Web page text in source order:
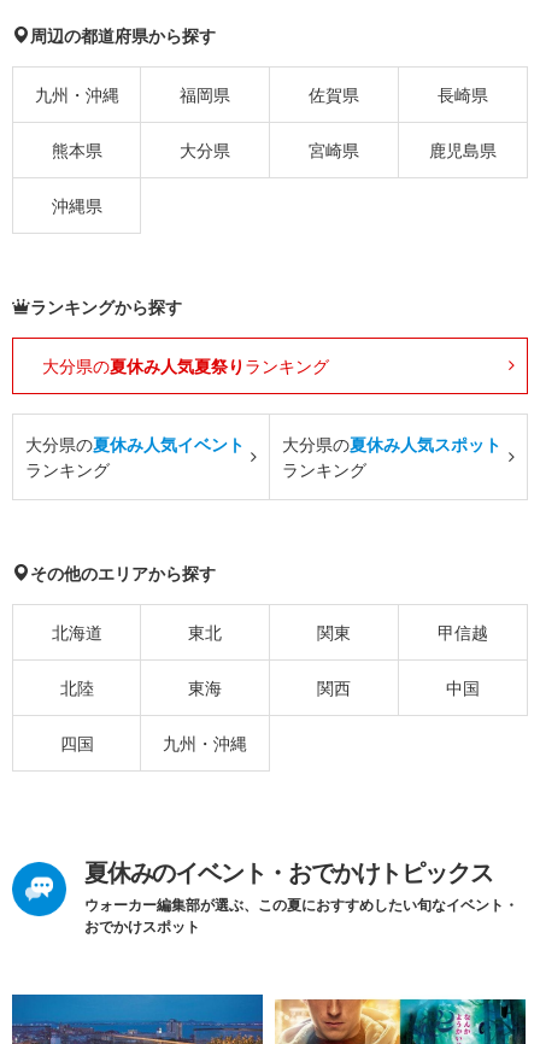
周辺の都道府県から探す
九州・沖縄 福岡県 佐賀県 長崎県
熊本県 大分県 宮崎県 鹿児島県
沖縄県
ランキングから探す
大分県の夏休み人気夏祭り ランキング
大分県の夏休み人気イベント
ランキング
大分県の夏休み人気スポット
ランキング
その他のエリアから探す
北海道 東北 関東 甲信越
北陸 東海 関西 中国
四国 九州・沖縄
夏休みのイベント・おでかけトピックス
ウォーカー編集部が選ぶ、この夏におすすめしたい旬なイベント・
おでかけスポット